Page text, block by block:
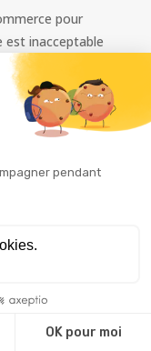
pour
inacceptable
Notre
en conditions
vos horaires de
le parc Novaxis,
nacelles
et les places de
(tôt le matin,